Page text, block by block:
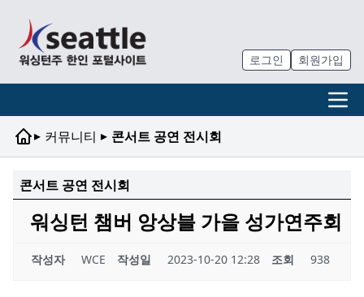
로그인 회원가입
▸ 커뮤니티 ▸ 콘서트 공연 전시회
콘서트 공연 전시회
워싱턴 챔버 앙상블 가을 성가연주회
작성자 WCE 작성일 2023-10-20 12:28 조회 938